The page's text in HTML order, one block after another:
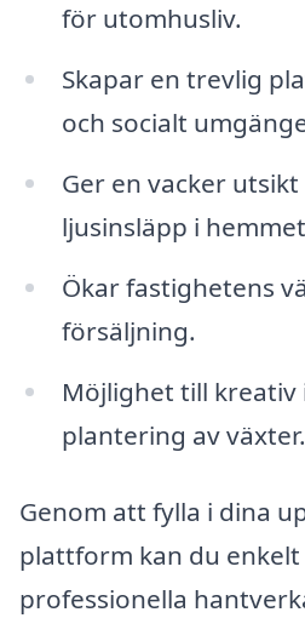
för utomhusliv.
Skapar en trevlig
och socialt
Ger en vacker
ljusinsläpp i
Ökar fastighetens
försäljning.
Möjlighet till
plantering av växter.
Genom att fylla i dina
plattform kan du
professionella